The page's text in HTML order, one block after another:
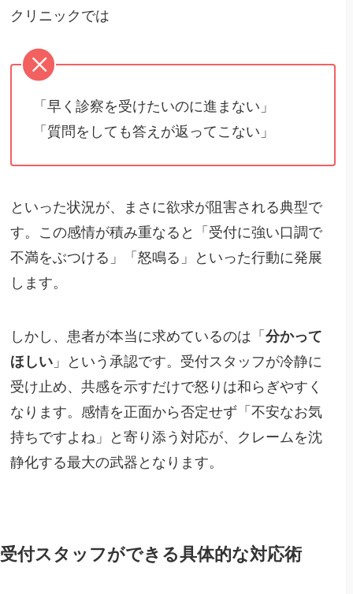
クリニックでは
「早く診察を受けたいのに進まない」
「質問をしても答えが返ってこない」
といった状況が、まさに欲求が阻害される典型で
す。この感情が積み重なると「受付に強い口調で
不満をぶつける」「怒鳴る」といった行動に発展
します。
しかし、患者が本当に求めているのは「分かって
ほしい 」という承認です。受付スタッフが冷静に
受け止め、共感を示すだけで怒りは和らぎやすく
なります。感情を正面から否定せず「不安なお気
持ちですよね」と寄り添う対応が、クレームを沈
静化する最大の武器となります。
受付スタッフができる具体的な対応術